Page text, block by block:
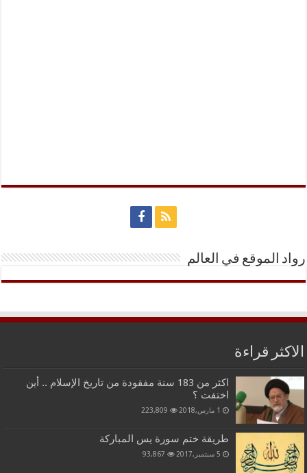
رواد الموقع في العالم
الاكثر قراءة
اكثر من 183 سنة مفقودة من تاريخ الإسلام .. أين
اختفت ؟
1 مارس,2018 223,809
طريقة ختم سورة يس المباركة
5 سبتمبر,2017 93,867